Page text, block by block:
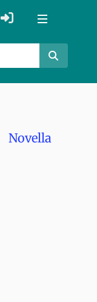
Novella